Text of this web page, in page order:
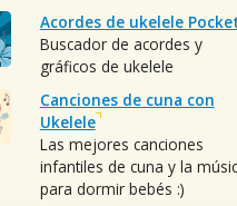
Acordes de ukelele
Buscador de acordes y
gráficos de ukelele
Canciones de cuna con
Ukelele
Las mejores canciones
infantiles de cuna y la
para dormir bebés :)